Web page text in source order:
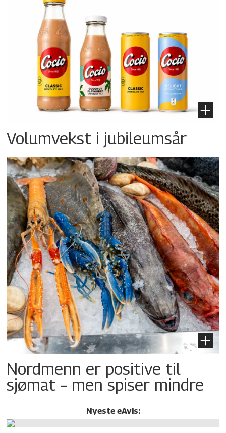
Volumvekst i jubileumsår
Nordmenn er positive til
sjømat – men spiser mindre
Nyeste eAvis: